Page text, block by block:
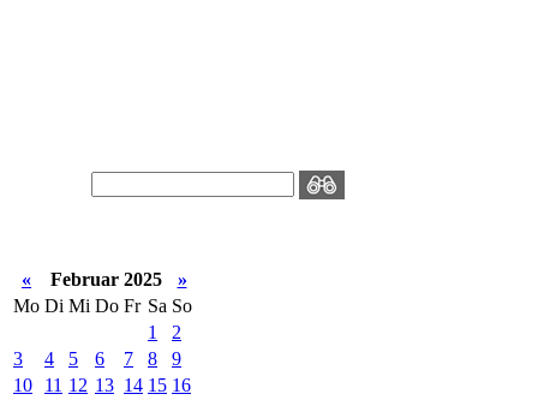
« Februar 2025
»
Mo Di Mi Do Fr Sa So
1
2
3
4 5 6 7 8
9
10
11 12 13 14 15 16